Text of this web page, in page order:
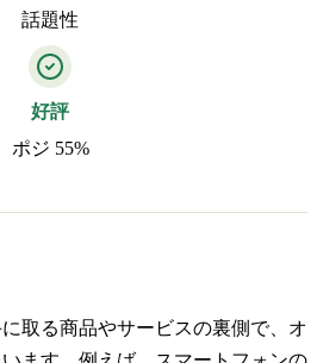
話題性
好評
ポジ 55%
取る商品やサービスの裏側で、オ